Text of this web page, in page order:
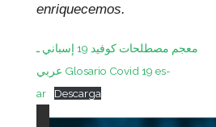
enriquecemos.
معجم مصطلحات كوفيد 19 إسباني ـ
عربي Glosario Covid 19 es-
ar
Descarga